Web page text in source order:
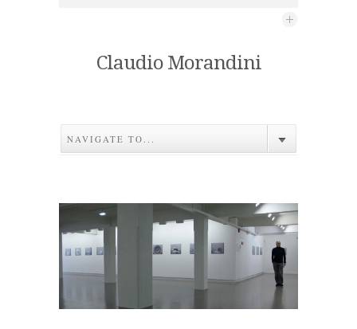
Claudio Morandini
NAVIGATE TO...